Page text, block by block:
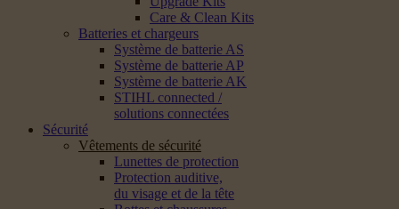
Care & Clean Kits
Batteries et chargeurs
Système de batterie AS
Système de batterie AP
Système de batterie AK
STIHL connected /
solutions connectées
Sécurité
Vêtements de sécurité
Lunettes de protection
Protection auditive,
du visage et de la tête